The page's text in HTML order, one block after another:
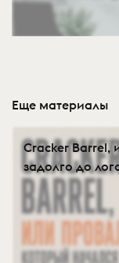
Еще материалы
Cracker Barrel,
задолго до